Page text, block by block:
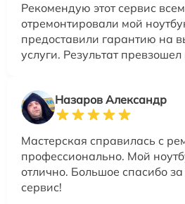
Рекомендую этот сервис
отремонтировали мой
предоставили гарантию на
услуги. Результат
Назаров Александр
Мастерская справилась с
профессионально. Мой
отлично. Большое спасибо
сервис!